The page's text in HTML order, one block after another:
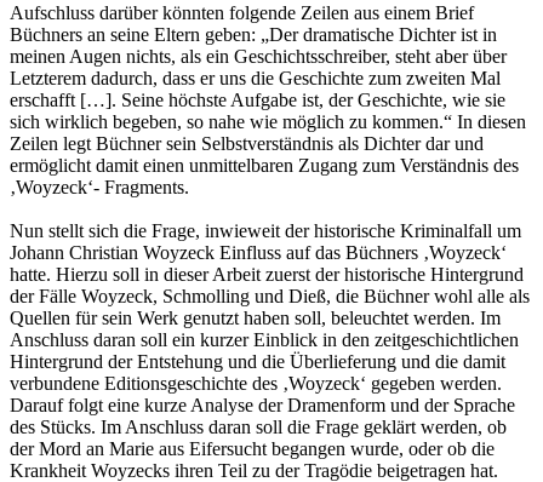
Aufschluss darüber könnten folgende Zeilen aus einem Brief
Büchners an seine Eltern geben: „Der dramatische Dichter ist in
meinen Augen nichts, als ein Geschichtsschreiber, steht aber über
Letzterem dadurch, dass er uns die Geschichte zum zweiten Mal
erschafft […]. Seine höchste Aufgabe ist, der Geschichte, wie sie
sich wirklich begeben, so nahe wie möglich zu kommen.“ In diesen
Zeilen legt Büchner sein Selbstverständnis als Dichter dar und
ermöglicht damit einen unmittelbaren Zugang zum Verständnis des
‚Woyzeck‘- Fragments.
Nun stellt sich die Frage, inwieweit der historische Kriminalfall um
Johann Christian Woyzeck Einfluss auf das Büchners ‚Woyzeck‘
hatte. Hierzu soll in dieser Arbeit zuerst der historische Hintergrund
der Fälle Woyzeck, Schmolling und Dieß, die Büchner wohl alle als
Quellen für sein Werk genutzt haben soll, beleuchtet werden. Im
Anschluss daran soll ein kurzer Einblick in den zeitgeschichtlichen
Hintergrund der Entstehung und die Überlieferung und die damit
verbundene Editionsgeschichte des ‚Woyzeck‘ gegeben werden.
Darauf folgt eine kurze Analyse der Dramenform und der Sprache
des Stücks. Im Anschluss daran soll die Frage geklärt werden, ob
der Mord an Marie aus Eifersucht begangen wurde, oder ob die
Krankheit Woyzecks ihren Teil zu der Tragödie beigetragen hat.